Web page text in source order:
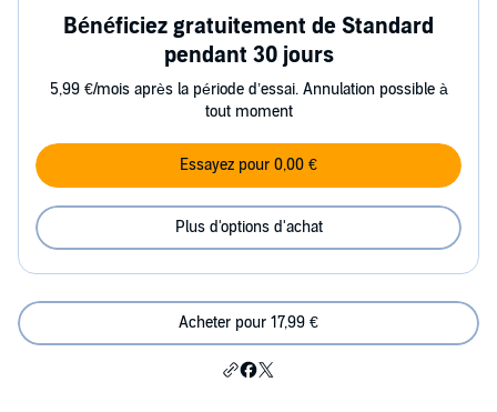
Bénéficiez gratuitement de Standard
pendant 30 jours
5,99 €/mois après la période d’essai. Annulation possible à
tout moment
Essayez pour 0,00 €
Plus d'options d'achat
Acheter pour 17,99 €